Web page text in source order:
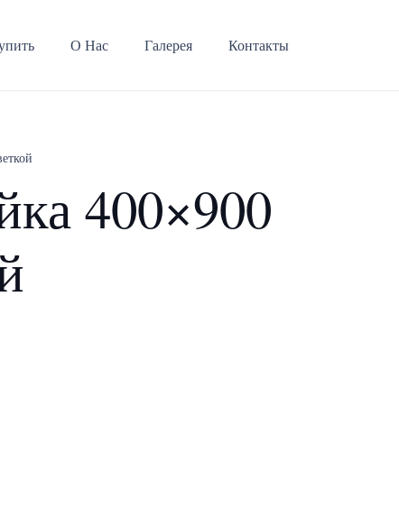
О Нас Галерея Контакты
400×900